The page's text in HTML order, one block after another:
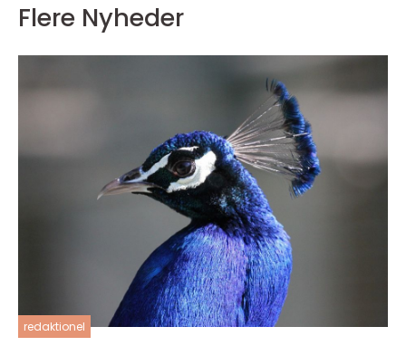
Flere Nyheder
redaktionel